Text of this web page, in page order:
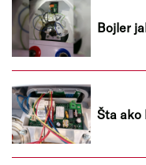
Bojler
Šta ako